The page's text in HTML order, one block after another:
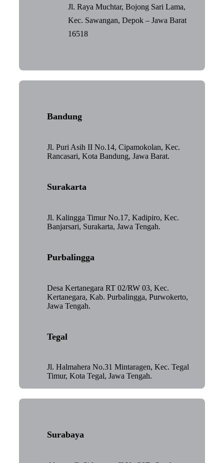
Jl. Raya Muchtar, Bojong Sari Lama,
Kec. Sawangan, Depok – Jawa Barat
16518
Bandung
Jl. Puri Asih II No.14, Cipamokolan, Kec.
Rancasari, Kota Bandung, Jawa Barat.
Surakarta
Jl. Kalingga Timur No.17, Kadipiro, Kec.
Banjarsari, Surakarta, Jawa Tengah.
Purbalingga
Desa Kertanegara RT 02/RW 03, Kec.
Kertanegara, Kab. Purbalingga, Purwokerto,
Jawa Tengah.
Tegal
Jl. Halmahera No.31 Mintaragen, Kec. Tegal
Timur, Kota Tegal, Jawa Tengah.
Surabaya